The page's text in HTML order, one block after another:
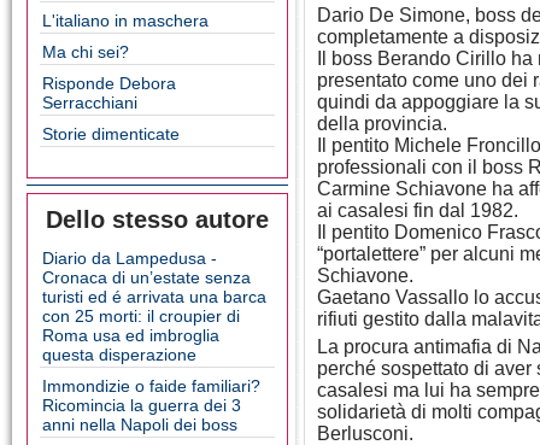
L'italiano in maschera
Ma chi sei?
Risponde Debora
Serracchiani
Storie dimenticate
Dello stesso autore
Diario da Lampedusa -
Cronaca di un’estate senza
turisti ed é arrivata una barca
con 25 morti: il croupier di
Roma usa ed imbroglia
questa disperazione
Immondizie o faide familiari?
Ricomincia la guerra dei 3
anni nella Napoli dei boss
Dario De Simone, boss
completamente a
Il boss Berando Cirillo
presentato come uno dei
quindi da appoggiare la
della provincia.
Il pentito Michele
professionali con il boss
Carmine Schiavone ha
ai casalesi fin dal 1982.
Il pentito Domenico
“portalettere” per alcuni
Schiavone.
Gaetano Vassallo lo
rifiuti gestito dalla
La procura antimafia di
perché sospettato di
casalesi ma lui ha
solidarietà di molti
Berlusconi.